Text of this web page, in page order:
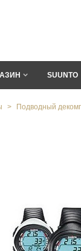
SUUNTO
> Подводный